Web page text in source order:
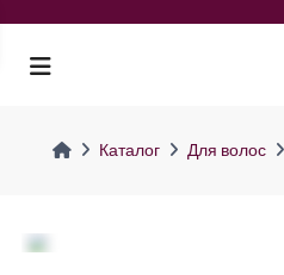
Каталог Для волос